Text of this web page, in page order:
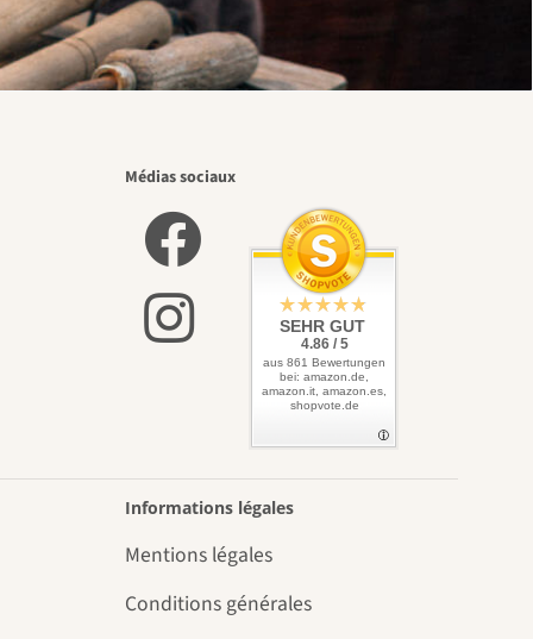
Médias sociaux
SEHR GUT
4.86 / 5
aus 861 Bewertungen
bei: amazon.de,
amazon.it, amazon.es,
shopvote.de
Informations légales
Mentions légales
Conditions générales